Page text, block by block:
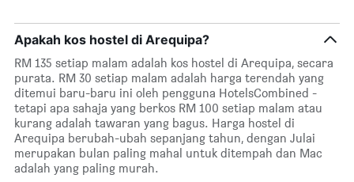
Apakah kos hostel di Arequipa?
RM 135 setiap malam adalah kos hostel di Arequipa, secara
purata. RM 30 setiap malam adalah harga terendah yang
ditemui baru-baru ini oleh pengguna HotelsCombined -
tetapi apa sahaja yang berkos RM 100 setiap malam atau
kurang adalah tawaran yang bagus. Harga hostel di
Arequipa berubah-ubah sepanjang tahun, dengan Julai
merupakan bulan paling mahal untuk ditempah dan Mac
adalah yang paling murah.